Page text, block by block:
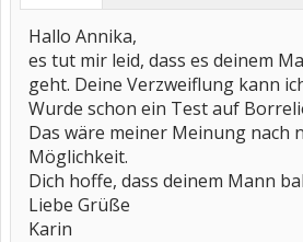
Hallo Annika,
es tut mir leid, dass es deinem
geht. Deine Verzweiflung kann
Wurde schon ein Test auf
Das wäre meiner Meinung nach
Möglichkeit.
Dich hoffe, dass deinem Mann
Liebe Grüße
Karin